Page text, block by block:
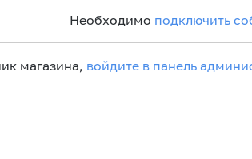
Необходимо подключить
магазина, войдите в панель